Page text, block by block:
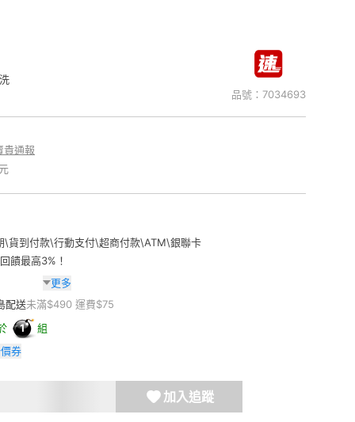
品號： 7034693
貴通報
\貨到付款\行動支付\超商付款\ATM\銀聯卡
饋最高3%！
更多
配送未滿$490 運費$75
1
組
券
加入追蹤